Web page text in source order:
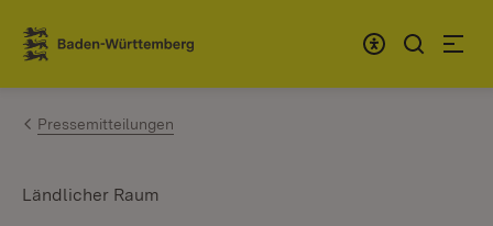
Zum Inhalt springen
Link zur Startseite
Pressemitteilungen
Ländlicher Raum